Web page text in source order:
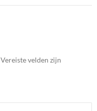
Vereiste velden zijn